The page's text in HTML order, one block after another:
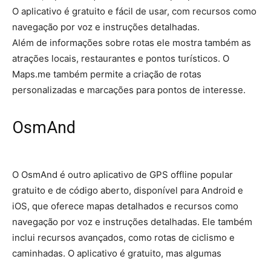
O aplicativo é gratuito e fácil de usar, com recursos como
navegação por voz e instruções detalhadas.
Além de informações sobre rotas ele mostra também as
atrações locais, restaurantes e pontos turísticos. O
Maps.me também permite a criação de rotas
personalizadas e marcações para pontos de interesse.
OsmAnd
O OsmAnd é outro aplicativo de GPS offline popular
gratuito e de código aberto, disponível para Android e
iOS, que oferece mapas detalhados e recursos como
navegação por voz e instruções detalhadas. Ele também
inclui recursos avançados, como rotas de ciclismo e
caminhadas. O aplicativo é gratuito, mas algumas